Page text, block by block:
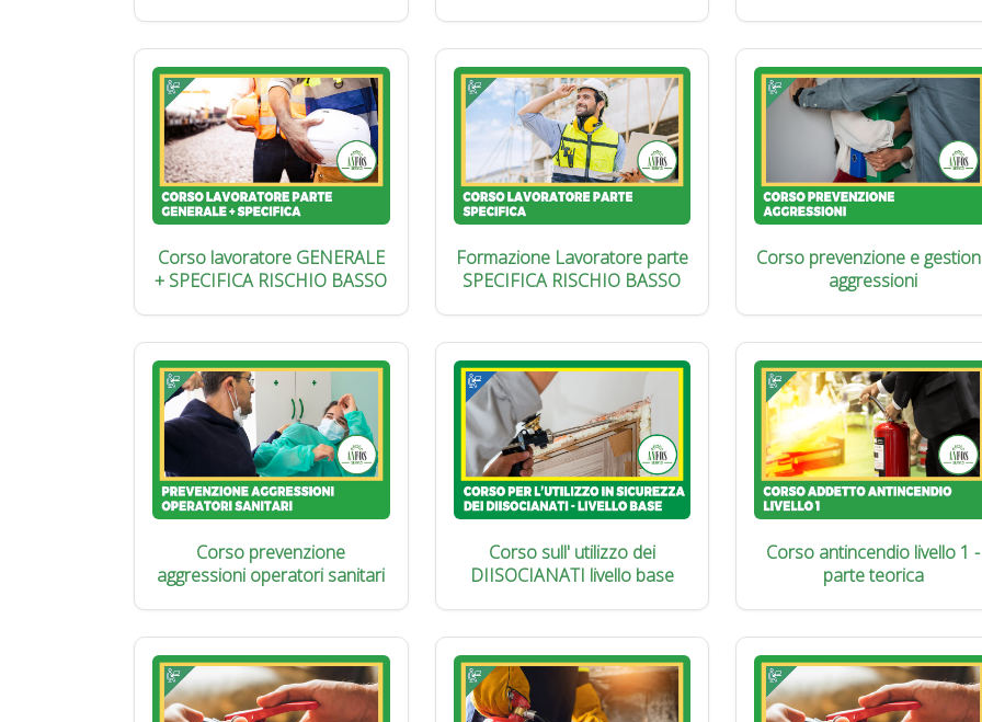
Corso lavoratore GENERALE
+ SPECIFICA RISCHIO BASSO
Formazione Lavoratore parte
SPECIFICA RISCHIO BASSO
Corso prevenzione e
aggressioni
Corso prevenzione
aggressioni operatori sanitari
Corso sull' utilizzo dei
DIISOCIANATI livello base
Corso antincendio livello 1 -
parte teorica